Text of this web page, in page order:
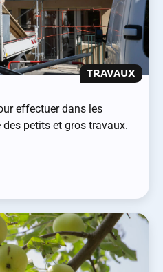
TRAVAUX
effectuer dans les
petits et gros travaux.